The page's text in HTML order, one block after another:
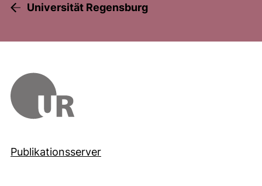
Universität Regensburg
Publikationsserver